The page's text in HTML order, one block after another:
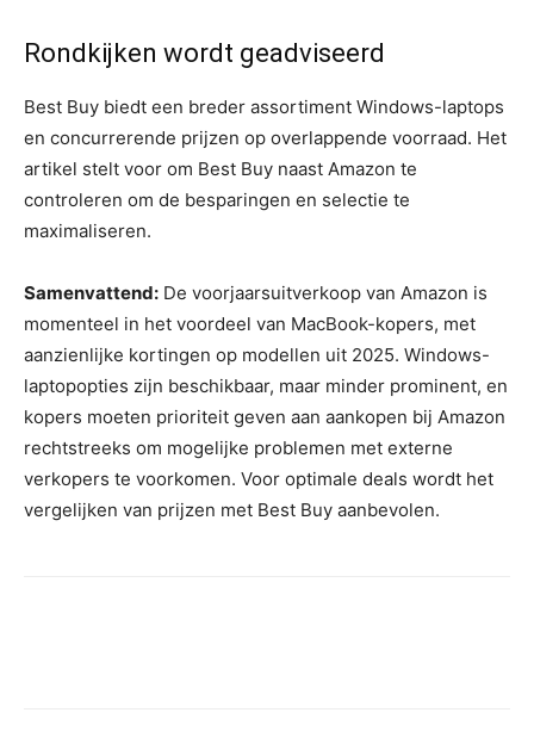
Rondkijken wordt geadviseerd
Best Buy biedt een breder assortiment Windows-laptops
en concurrerende prijzen op overlappende voorraad. Het
artikel stelt voor om Best Buy naast Amazon te
controleren om de besparingen en selectie te
maximaliseren.
Samenvattend: De voorjaarsuitverkoop van Amazon is
momenteel in het voordeel van MacBook-kopers, met
aanzienlijke kortingen op modellen uit 2025. Windows-
laptopopties zijn beschikbaar, maar minder prominent, en
kopers moeten prioriteit geven aan aankopen bij Amazon
rechtstreeks om mogelijke problemen met externe
verkopers te voorkomen. Voor optimale deals wordt het
vergelijken van prijzen met Best Buy aanbevolen.